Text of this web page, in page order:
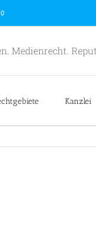
Medienrecht.
Kanzlei